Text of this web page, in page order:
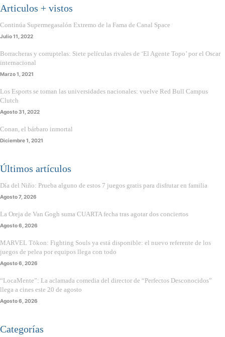
Articulos + vistos
Continúa Supermegasalón Extremo de la Fama de Canal Space
Julio 11, 2022
Borracheras y corruptelas: Siete películas rivales de ‘El Agente Topo’ por el Oscar
internacional
Marzo 1, 2021
Los Esports se toman las universidades nacionales: vuelve Red Bull Campus
Clutch
Agosto 31, 2022
Conan, el bárbaro inmortal
Diciembre 1, 2021
Últimos artículos
Día del Niño: Prueba alguno de estos 7 juegos gratis para disfrutar en familia
Agosto 7, 2026
La Oreja de Van Gogh suma CUARTA fecha tras agotar dos conciertos
Agosto 6, 2026
MARVEL Tōkon: Fighting Souls ya está disponible: el nuevo referente de los
juegos de pelea por equipos llega con todo
Agosto 6, 2026
“LocaMente”: La aclamada comedia del director de “Perfectos Desconocidos”
llega a cines este 20 de agosto
Agosto 6, 2026
Categorías